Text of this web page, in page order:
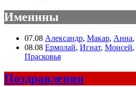
Именины
07.08 Александр, Макар, Анна,
08.08 Ермолай, Игнат, Моисей,
Прасковья
Поздравления